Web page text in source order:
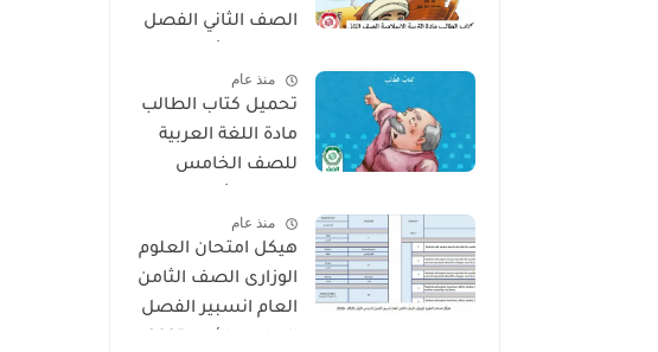
الصف الثاني الفصل
2026 منهج الاماراتمنذ عام
تحميل كتاب الطالب
مادة اللغة العربية
للصف الخامس
2026 منهج الإماراتمنذ عام
هيكل امتحان العلوم
الوزارى الصف الثامن
العام انسبير الفصل